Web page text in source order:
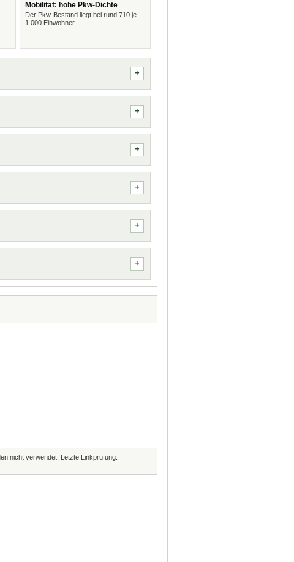
Mobilität: hohe Pkw-Dichte
Der Pkw-Bestand liegt bei rund 710 je
1.000 Einwohner.
nicht verwendet. Letzte Linkprüfung: